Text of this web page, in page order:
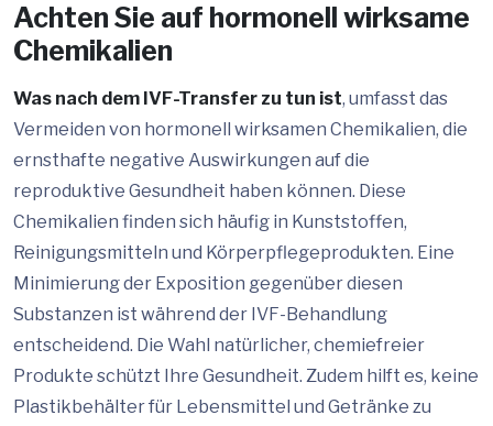
Achten Sie auf hormonell wirksame
Chemikalien
Was nach dem IVF-Transfer zu tun ist, umfasst das
Vermeiden von hormonell wirksamen Chemikalien, die
ernsthafte negative Auswirkungen auf die
reproduktive Gesundheit haben können. Diese
Chemikalien finden sich häufig in Kunststoffen,
Reinigungsmitteln und Körperpflegeprodukten. Eine
Minimierung der Exposition gegenüber diesen
Substanzen ist während der IVF-Behandlung
entscheidend. Die Wahl natürlicher, chemiefreier
Produkte schützt Ihre Gesundheit. Zudem hilft es, keine
Plastikbehälter für Lebensmittel und Getränke zu